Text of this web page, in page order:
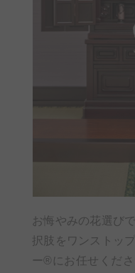
お悔やみの花選び
択肢をワンストッ
ー®にお任せくだ